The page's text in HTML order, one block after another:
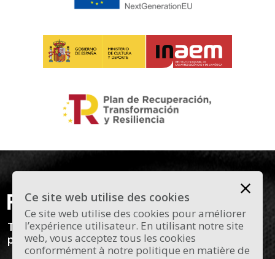
Todas las novedades y curiosidades sobre el
panorama actual del flamenco en Madrid.
Ce site web utilise des cookies
Ce site web utilise des cookies pour améliorer
l’expérience utilisateur. En utilisant notre site
web, vous acceptez tous les cookies
conformément à notre politique en matière de